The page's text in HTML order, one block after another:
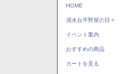
HOME
清水台平野屋の日々
イベント案内
おすすめの商品
カートを見る